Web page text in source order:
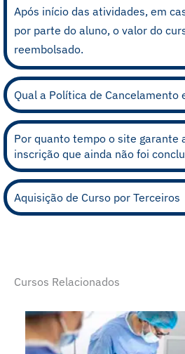
Após início das atividades, em
por parte do aluno, o valor do
reembolsado.
Qual a Política de Cancelamento
Por quanto tempo o site garante
inscrição que ainda não foi
Aquisição de Curso por Terceiros
Cursos Relacionados